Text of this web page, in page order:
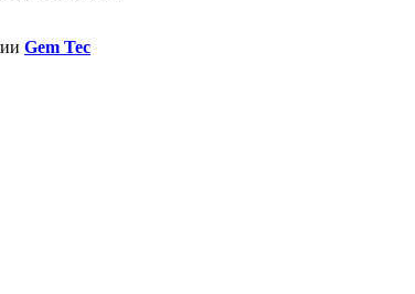
Gem Tec